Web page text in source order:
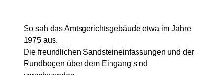
So sah das Amtsgerichtsgebäude etwa im Jahre
1975 aus.
Die freundlichen Sandsteineinfassungen und der
Rundbogen über dem Eingang sind